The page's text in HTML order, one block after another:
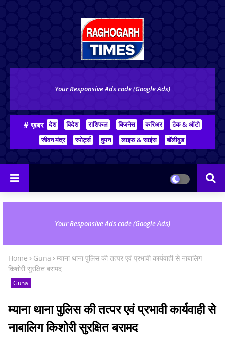
Your Responsive Ads code (Google Ads)
# ख़बर देश विदेश राशिफल बिजनेस करिअर
टेक & ऑटो
जीवन मंत्र
स्पोर्ट्स वुमन लाइफ & साइंस बॉलीवुड
Your Responsive Ads code (Google Ads)
Home Guna
म्याना थाना पुलिस की तत्पर एवं प्रभावी कार्यवाही से नाबालिग
किशोरी सुरक्षित बरामद
Guna
म्याना थाना पुलिस की तत्पर एवं प्रभावी कार्यवाही से
नाबालिग किशोरी सुरक्षित बरामद